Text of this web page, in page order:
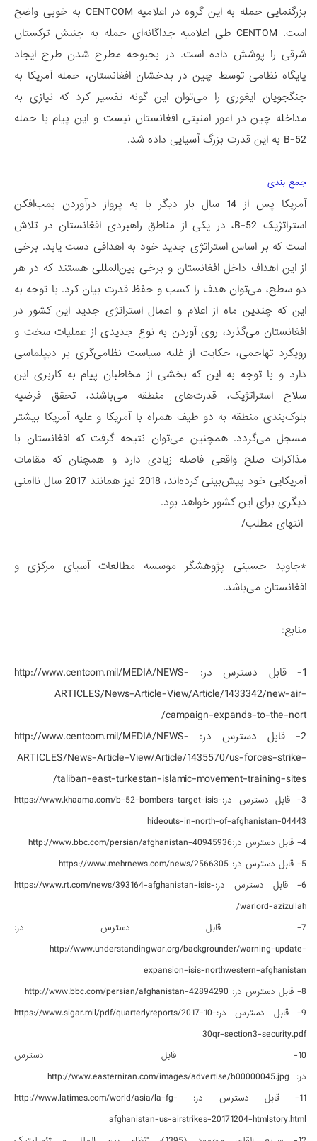
بزرگنمایی حمله به این گروه در اعلامیه CENTCOM به خوبی واضح
است. CENTOM طی اعلامیه جداگانه‌ای حمله به جنبش ترکستان
شرقی را پوشش داده است. در بحبوحه مطرح شدن طرح ایجاد
پایگاه نظامی توسط چین در بدخشان افغانستان، حمله آمریکا به
جنگجویان ایغوری را می‌توان این گونه تفسیر کرد که نیازی به
مداخله چین در امور امنیتی افغانستان نیست و این پیام با حمله
B-52 به این قدرت بزرگ آسیایی داده شد.
جمع بندی
آمریکا پس از 14 سال بار دیگر با به پرواز درآوردن بمب‌افکن
استراتژیک B-52، در یکی از مناطق راهبردی افغانستان در تلاش
است که بر اساس استراتژی جدید خود به اهدافی دست یابد. برخی
از این اهداف داخل افغانستان و برخی بین‌المللی هستند که در هر
دو سطح، می‌توان هدف را کسب و حفظ قدرت بیان کرد. با توجه به
این که چندین ماه از اعلام و اعمال استراتژی جدید این کشور در
افغانستان می‌گذرد، روی آوردن به نوع جدیدی از عملیات سخت و
رویکرد تهاجمی، حکایت از غلبه سیاست نظامی‌گری بر دیپلماسی
دارد و با توجه به این که بخشی از مخاطبان پیام به کاربری این
سلاح استراتژیک، قدرت‌های منطقه می‌باشند، تحقق فرضیه
بلوک‌بندی منطقه به دو طیف همراه با آمریکا و علیه آمریکا بیشتر
مسجل می‌گردد. همچنین می‌توان نتیجه گرفت که افغانستان با
مذاکرات صلح واقعی فاصله زیادی دارد و همچنان که مقامات
آمریکایی خود پیش‌بینی کرده‌اند، 2018 نیز همانند 2017 سال ناامنی
دیگری برای این کشور خواهد بود.
انتهای مطلب/
*جاوید حسینی پژوهشگر موسسه مطالعات آسیای مرکزی و
افغانستان می‌باشد.
منابع:
1- قابل دسترس در: http://www.centcom.mil/MEDIA/NEWS-
ARTICLES/News-Article-View/Article/1433342/new-air-
campaign-expands-to-the-nort/
2- قابل دسترس در: http://www.centcom.mil/MEDIA/NEWS-
ARTICLES/News-Article-View/Article/1435570/us-forces-strike-
taliban-east-turkestan-islamic-movement-training-sites/
3- قابل دسترس در:https://www.khaama.com/b-52-bombers-target-isis-
hideouts-in-north-of-afghanistan-04443
4- قابل دسترس در:http://www.bbc.com/persian/afghanistan-40945936
5- قابل دسترس در: https://www.mehrnews.com/news/2566305
6- قابل دسترس در:https://www.rt.com/news/393164-afghanistan-isis-
warlord-azizullah/
7- قابل دسترس در:
http://www.understandingwar.org/backgrounder/warning-update-
expansion-isis-northwestern-afghanistan
8- قابل دسترس در: http://www.bbc.com/persian/afghanistan-42894290
9- قابل دسترس در:https://www.sigar.mil/pdf/quarterlyreports/2017-10-
30qr-section3-security.pdf
10- قابل دسترس
در: http://www.easterniran.com/images/advertise/b00000045.jpg
11- قابل دسترس در: http://www.latimes.com/world/asia/la-fg-
afghanistan-us-airstrikes-20171204-htmlstory.html